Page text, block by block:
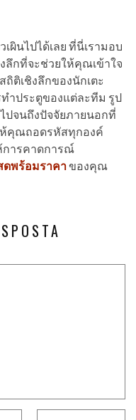
ผินไปได้เลย ที่นี่เรามอบ
ลึกที่จะช่วยให้คุณเข้าใจ
ถิติเชิงลึกของนักเตะ
ำประตูของแต่ละทีม รูป
ปจนถึงปัจจัยภายนอกที่
ห้คุณถอดรหัสทุกองค์
การคาดการณ์
ดพร้อมราคาของคุณ